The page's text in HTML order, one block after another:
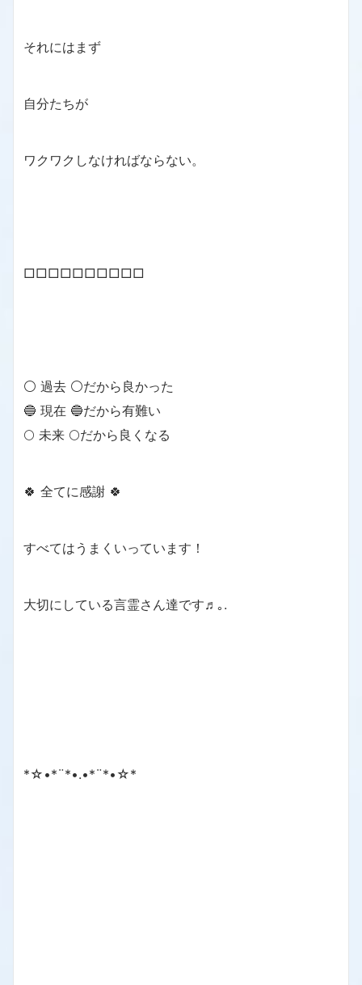
それにはまず
自分たちが
ワクワクしなければならない。
□□□□□□□□□□
⚪ 過去 ⚪だから良かった
🔵 現在 🔵だから有難い
🌕 未来 🌕だから良くなる
🍀 全てに感謝 🍀
すべてはうまくいっています！
大切にしている言霊さん達です♬｡.
*☆•*¨*•.•*¨*•☆*